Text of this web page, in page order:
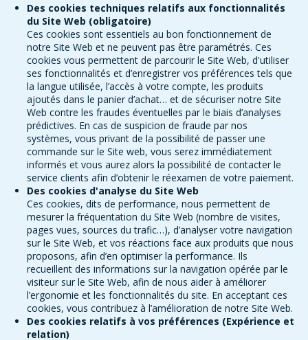
Des cookies techniques relatifs aux fonctionnalités
du Site Web (obligatoire)
Ces cookies sont essentiels au bon fonctionnement de
notre Site Web et ne peuvent pas être paramétrés. Ces
cookies vous permettent de parcourir le Site Web, d'utiliser
ses fonctionnalités et d’enregistrer vos préférences tels que
la langue utilisée, l’accès à votre compte, les produits
ajoutés dans le panier d’achat… et de sécuriser notre Site
Web contre les fraudes éventuelles par le biais d’analyses
prédictives. En cas de suspicion de fraude par nos
systèmes, vous privant de la possibilité de passer une
commande sur le Site web, vous serez immédiatement
informés et vous aurez alors la possibilité de contacter le
service clients afin d’obtenir le réexamen de votre paiement.
Des cookies d'analyse du Site Web
Ces cookies, dits de performance, nous permettent de
mesurer la fréquentation du Site Web (nombre de visites,
pages vues, sources du trafic…), d’analyser votre navigation
sur le Site Web, et vos réactions face aux produits que nous
proposons, afin d’en optimiser la performance. Ils
recueillent des informations sur la navigation opérée par le
visiteur sur le Site Web, afin de nous aider à améliorer
l’ergonomie et les fonctionnalités du site. En acceptant ces
cookies, vous contribuez à l’amélioration de notre Site Web.
Des cookies relatifs à vos préférences (Expérience et
relation)